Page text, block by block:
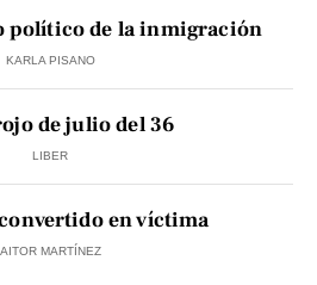
político de la inmigración
KARLA PISANO
de julio del 36
LIBER
en víctima
AITOR MARTÍNEZ